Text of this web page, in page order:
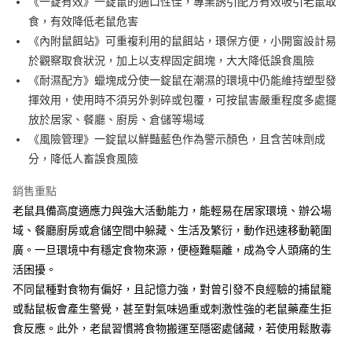
街口支付
悠遊付
Google Pay
AFTEE先享後付
相關說明
【關於「AFTEE先享後付」】
AFTEE先享後付是「在收到商品之後才付款」的支付方式。 讓您購物簡單
１．簡單：不需註冊會員、不需綁卡、不需儲值。
２．便利：只要手機號碼，簡訊認證，即可結帳。
【「AFTEE先享後付」結帳流程】
１．於結帳方式選擇「AFTEE先享後付」後，將跳轉至「AFTEE先享後付」
結帳頁面，進行簡訊認證並確認金額後，即可完成結帳。
２．訂單成立數日內，您將收到繳費通知簡訊。
３．收到繳費通知簡訊後14天內，點擊此簡訊中的連結，可透過四大超商／
ATM／網路銀行／等多元方式進行付款，方視為交易完成。
※ 請注意：結帳手續完成當下不需立刻繳費，但若您需要取消訂單，請聯絡
ATM付款
全家取貨付款
每筆NT$60，滿NT$499(含以上)免運費
7-11取貨付款
每筆NT$60，滿NT$499(含以上)免運費
宅配
食，有效降低老鼠危害
《內附鼠餌站》可重複利用的鼠餌站，環保方便，小開窗設計易
於觀察取食狀況，加上以支桿固定餌塊，大大降低誤食風險
《耐濕配方》蠟塊成分使一錠鼠在潮濕的環境中仍能維持塑型發
揮效用，使用時不須另外剝碎或包覆，可按鼠害嚴重程度多處擺
放於居家、餐廳、廚房、倉儲等場域
《風險管理》一錠鼠以鮮豔藍色作為警示顏色，且含苦味劑成
分，降低人畜誤食風險
銷售重點
老鼠具備高度適應力與強大活動能力，能輕易在居家環境、辦公場
域、餐廳廚房或倉儲空間中躲藏、生活及繁衍，動作迅速移動範圍
廣。一旦環境中有穩定食物來源，便極難驅離，成為令人頭痛的生
活困擾。
不同鼠種對食物有偏好，且記憶力強，對曾引發不良經驗的捕鼠籠
或黏鼠板會產生警覺，甚至對氣味過重或刺激性強的老鼠藥產生拒
食反應。此外，老鼠習慣將食物搬運至隱密處儲藏，若使用鬆散毒